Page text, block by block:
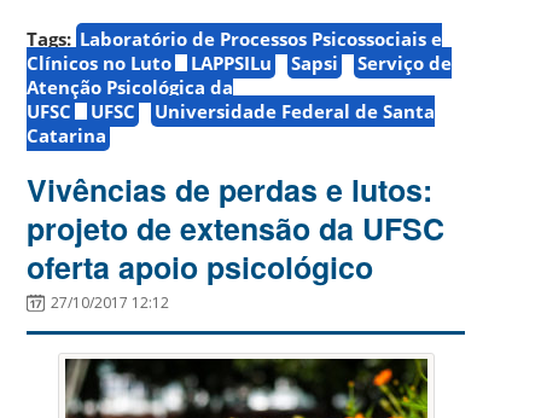
Tags: Laboratório de Processos Psicossociais e
Clínicos no Luto
LAPPSILu Sapsi
Serviço de
Atenção Psicológica da
UFSC
UFSC
Universidade Federal de Santa
Catarina
Vivências de perdas e lutos:
projeto de extensão da UFSC
oferta apoio psicológico
27/10/2017 12:12